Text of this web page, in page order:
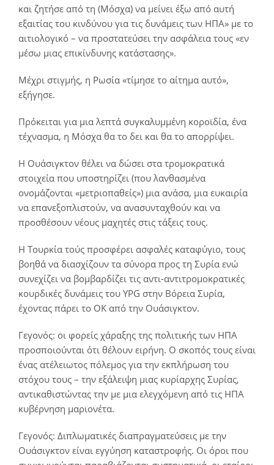
και ζητήσε από τη (Μόσχα) να μείνει έξω από αυτή
εξαιτίας του κινδύνου για τις δυνάμεις των ΗΠΑ» με το
αιτιολογικό – να προστατεύσει την ασφάλεια τους «εν
μέσω μιας επικίνδυνης κατάστασης».
Μέχρι στιγμής, η Ρωσία «τίμησε το αίτημα αυτό»,
εξήγησε.
Πρόκειται για μια λεπτά συγκαλυμμένη κοροϊδία, ένα
τέχνασμα, η Μόσχα θα το δει και θα το απορρίψει.
Η Ουάσιγκτον θέλει να δώσει στα τρομοκρατικά
στοιχεία που υποστηρίζει (που λανθασμένα
ονομάζονται «μετριοπαθείς») μια ανάσα, μια ευκαιρία
να επανεξοπλιστούν, να ανασυνταχθούν και να
προσθέσουν νέους μαχητές στις τάξεις τους.
Η Τουρκία τούς προσφέρει ασφαλές καταφύγιο, τους
βοηθά να διασχίζουν τα σύνορα προς τη Συρία ενώ
συνεχίζει να βομβαρδίζει τις αντι-αντιτρομοκρατικές
κουρδικές δυνάμεις του YPG στην Βόρεια Συρία,
έχοντας πάρει το ΟΚ από την Ουάσιγκτον.
Γεγονός: οι φορείς χάραξης της πολιτικής των ΗΠΑ
προσποιούνται ότι θέλουν ειρήνη. Ο σκοπός τους είναι
ένας ατέλειωτος πόλεμος για την εκπλήρωση του
στόχου τους – την εξάλειψη μιας κυρίαρχης Συρίας,
αντικαθιστώντας την με μια ελεγχόμενη από τις ΗΠΑ
κυβέρνηση μαριονέτα.
Γεγονός: Διπλωματικές διαπραγματεύσεις με την
Ουάσιγκτον είναι εγγύηση καταστροφής. Οι όροι που